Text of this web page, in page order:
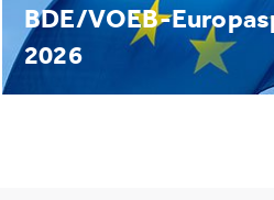
BDE/VOEB-
2026